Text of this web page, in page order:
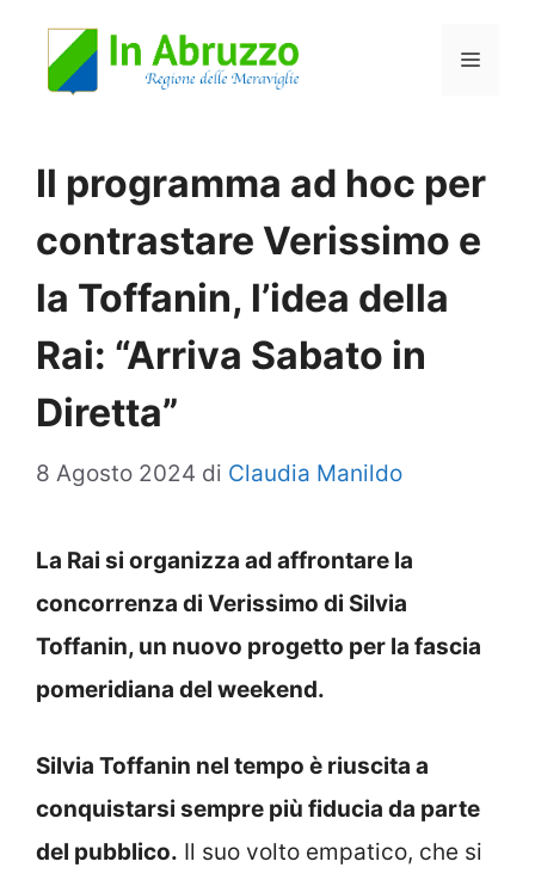
Menu
Il programma ad hoc per
contrastare Verissimo e
la Toffanin, l’idea della
Rai: “Arriva Sabato in
Diretta”
8 Agosto 2024 di Claudia Manildo
La Rai si organizza ad affrontare la
concorrenza di Verissimo di Silvia
Toffanin, un nuovo progetto per la fascia
pomeridiana del weekend.
Silvia Toffanin nel tempo è riuscita a
conquistarsi sempre più fiducia da parte
del pubblico. Il suo volto empatico, che si